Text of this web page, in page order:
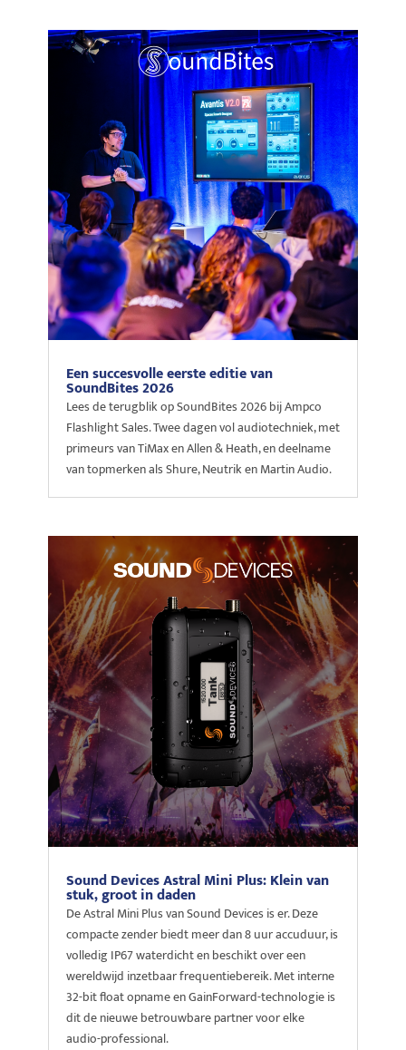
Een succesvolle eerste editie van
SoundBites 2026
Lees de terugblik op SoundBites 2026 bij Ampco
Flashlight Sales. Twee dagen vol audiotechniek, met
primeurs van TiMax en Allen & Heath, en deelname
van topmerken als Shure, Neutrik en Martin Audio.
Sound Devices Astral Mini Plus: Klein van
stuk, groot in daden
De Astral Mini Plus van Sound Devices is er. Deze
compacte zender biedt meer dan 8 uur accuduur, is
volledig IP67 waterdicht en beschikt over een
wereldwijd inzetbaar frequentiebereik. Met interne
32-bit float opname en GainForward-technologie is
dit de nieuwe betrouwbare partner voor elke
audio-professional.